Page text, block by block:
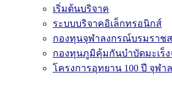
เริ่มต้นบริจาค
ระบบบริจาคอิเล็กทรอนิกส์
กองทุนจุฬาลงกรณ์บรมราช
กองทุนภูมิคุ้มกันบำบัดมะเร็ง
โครงการอุทยาน 100 ปี จุฬ